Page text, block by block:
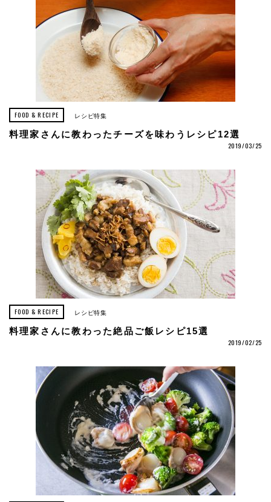
FOOD & RECIPE レシピ特集
料理家さんに教わったチーズを味わうレシピ12選
2019/03/25
FOOD & RECIPE レシピ特集
料理家さんに教わった絶品ご飯レシピ15選
2019/02/25